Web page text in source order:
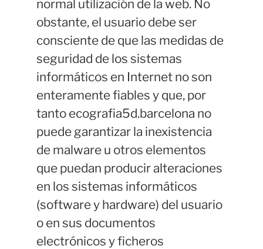
normal utilización de la web. No
obstante, el usuario debe ser
consciente de que las medidas de
seguridad de los sistemas
informáticos en Internet no son
enteramente fiables y que, por
tanto ecografia5d.barcelona no
puede garantizar la inexistencia
de malware u otros elementos
que puedan producir alteraciones
en los sistemas informáticos
(software y hardware) del usuario
o en sus documentos
electrónicos y ficheros